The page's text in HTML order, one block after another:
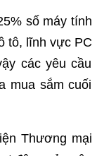
số máy tính
tô, lĩnh vực PC
các yêu cầu
mua sắm cuối
Thương mại